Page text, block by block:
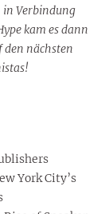
in Verbindung
kam es dann
den nächsten
York City’s